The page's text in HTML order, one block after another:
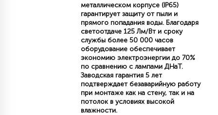
металлическом корпусе (IP65)
гарантирует защиту от пыли и
прямого попадания воды. Благодаря
светоотдаче 125 Лм/Вт и сроку
службы более 50 000 часов
оборудование обеспечивает
экономию электроэнергии до 70%
по сравнению с лампами ДНаТ.
Заводская гарантия 5 лет
подтверждает безаварийную работу
при монтаже как на стену, так и на
потолок в условиях высокой
влажности.